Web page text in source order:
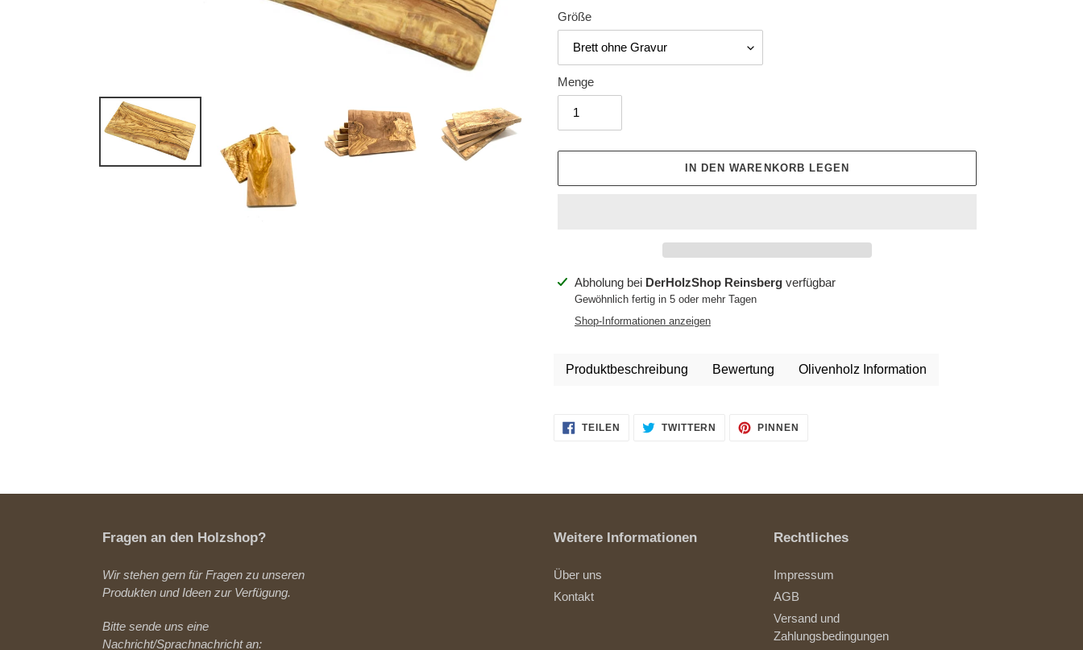
Größe
Menge
IN DEN WARENKORB LEGEN
Produkt
zum
Abholung bei DerHolzShop Reinsberg verfügbar
Gewöhnlich fertig in 5 oder mehr Tagen
Shop-Informationen anzeigen
Produktbeschreibung Bewertung Olivenholz Information
TEILEN
FACEBOOK
TWITTERN
AUF
TWITTER
PINNEN
Fragen an den Holzshop?
Wir stehen gern für Fragen zu unseren
Produkten und Ideen zur Verfügung.
Bitte sende uns eine
Nachricht/Sprachnachricht an:
Weitere Informationen
Über uns
Kontakt
Rechtliches
Impressum
AGB
Versand und
Zahlungsbedingungen